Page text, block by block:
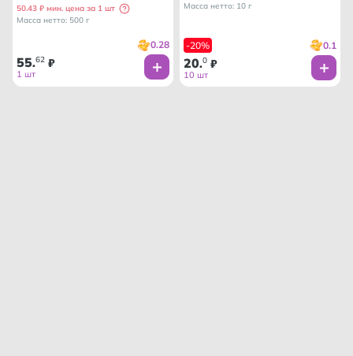
50.43 ₽ мин. цена за 1 шт
Масса нетто: 500 г
0.28
55.62 ₽
1 шт
Масса нетто: 10 г
-20% 0.1
20.0 ₽
10 шт